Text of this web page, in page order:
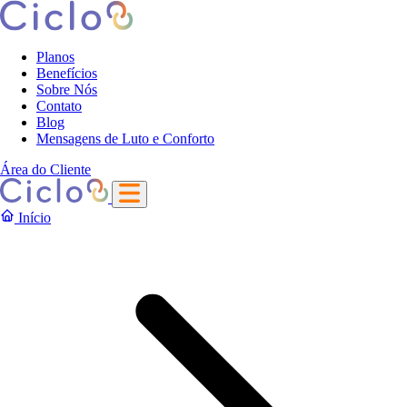
Planos
Benefícios
Sobre Nós
Contato
Blog
Mensagens de Luto e Conforto
Área do Cliente
Início